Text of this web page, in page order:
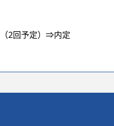
2回予定）⇒内定